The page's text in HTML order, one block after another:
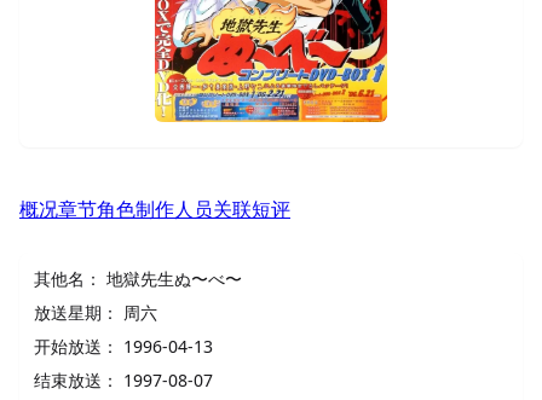
概况章节角色制作人员关联短评
其他名： 地獄先生ぬ〜べ〜
放送星期：
周六
开始放送： 1996-04-13
结束放送： 1997-08-07